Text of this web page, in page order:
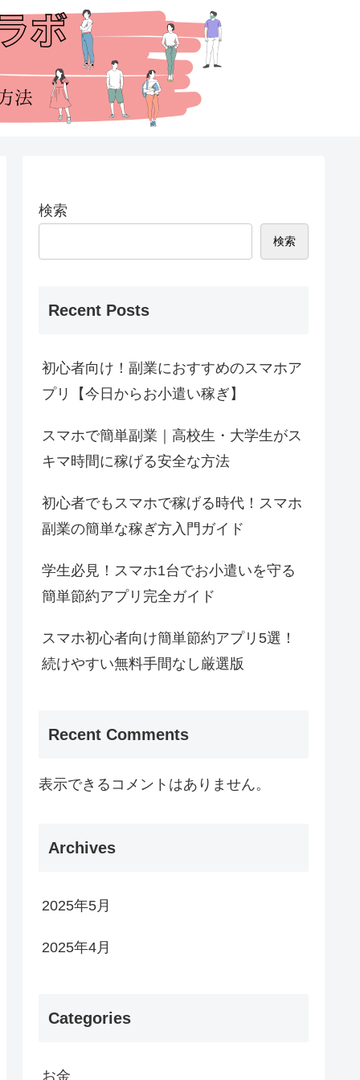
検索
検索
Recent Posts
初心者向け！副業におすすめのスマホア
プリ【今日からお小遣い稼ぎ】
スマホで簡単副業｜高校生・大学生がス
キマ時間に稼げる安全な方法
初心者でもスマホで稼げる時代！スマホ
副業の簡単な稼ぎ方入門ガイド
学生必見！スマホ1台でお小遣いを守る
簡単節約アプリ完全ガイド
スマホ初心者向け簡単節約アプリ5選！
続けやすい無料手間なし厳選版
Recent Comments
表示できるコメントはありません。
Archives
2025年5月
2025年4月
Categories
お金